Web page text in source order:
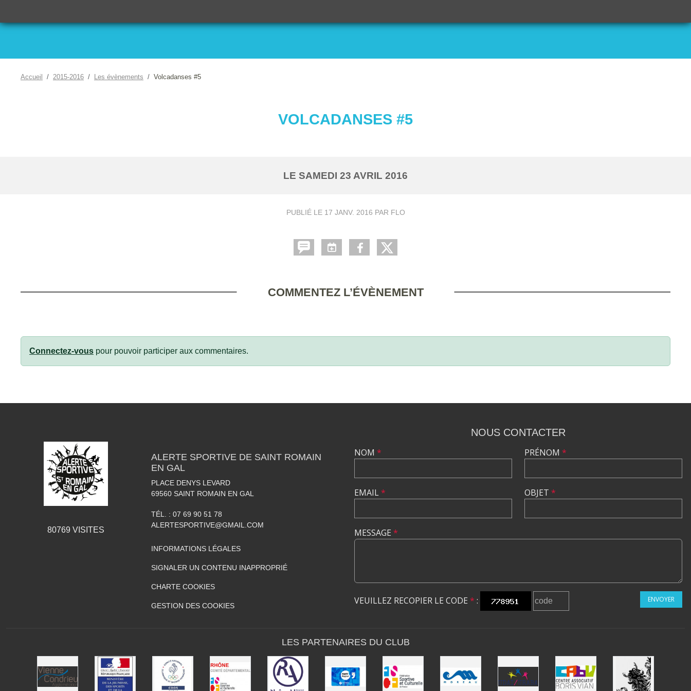
Accueil 2015-2016 Les évènements Volcadanses #5
VOLCADANSES #5
LE SAMEDI 23 AVRIL 2016
PUBLIÉ LE 17 JANV. 2016 PAR FLO
COMMENTEZ L’ÉVÈNEMENT
Connectez-vous pour pouvoir participer aux commentaires.
80769 VISITES
ALERTE SPORTIVE DE SAINT ROMAIN
EN GAL
PLACE DENYS LEVARD
69560 SAINT ROMAIN EN GAL
TÉL. : 07 69 90 51 78
ALERTESPORTIVE@GMAIL.COM
INFORMATIONS LÉGALES
SIGNALER UN CONTENU INAPPROPRIÉ
CHARTE COOKIES
GESTION DES COOKIES
NOUS CONTACTER
NOM *
EMAIL*
PRÉNOM *
OBJET *
MESSAGE *
VEUILLEZ RECOPIER LE CODE * : ENVOYER
LES PARTENAIRES DU CLUB